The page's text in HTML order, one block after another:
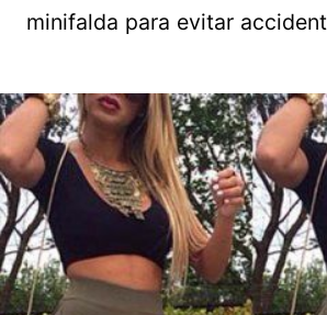
minifalda para evitar